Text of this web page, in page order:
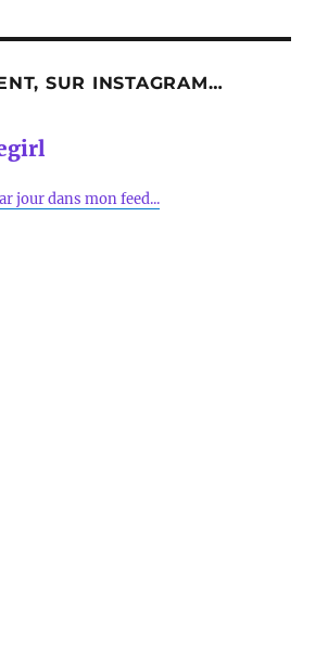
SUR INSTAGRAM…
jour dans mon feed...